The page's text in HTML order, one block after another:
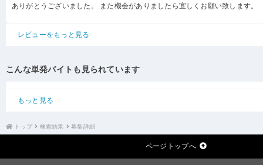
ありがとうございました。 また機会がありましたら宜しくお願い致します。
レビューをもっと見る
こんな単発バイトも見られています
もっと見る
トップ 検索結果 募集詳細
ページトップへ